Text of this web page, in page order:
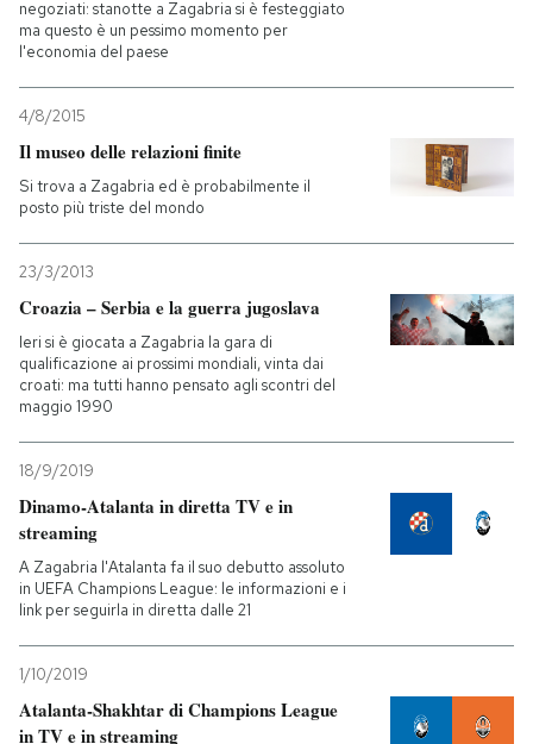
negoziati: stanotte a Zagabria si è festeggiato
ma questo è un pessimo momento per
l'economia del paese
4/8/2015
Il museo delle relazioni finite
Si trova a Zagabria ed è probabilmente il
posto più triste del mondo
23/3/2013
Croazia – Serbia e la guerra jugoslava
Ieri si è giocata a Zagabria la gara di
qualificazione ai prossimi mondiali, vinta dai
croati: ma tutti hanno pensato agli scontri del
maggio 1990
18/9/2019
Dinamo-Atalanta in diretta TV e in
streaming
A Zagabria l'Atalanta fa il suo debutto assoluto
in UEFA Champions League: le informazioni e i
link per seguirla in diretta dalle 21
1/10/2019
Atalanta-Shakhtar di Champions League
in TV e in streaming